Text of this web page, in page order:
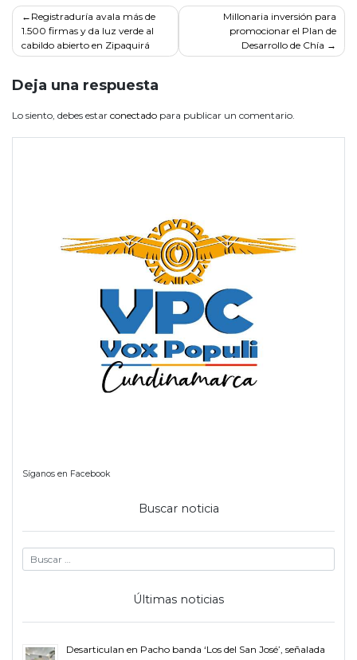
Navegación
de
entradas
Registraduría avala más de
1.500 firmas y da luz verde al
cabildo abierto en Zipaquirá
Millonaria inversión para
promocionar el Plan de
Desarrollo de Chía
Deja una respuesta
Lo siento, debes estar conectado para publicar un comentario.
Síganos en Facebook
Buscar noticia
Últimas noticias
Desarticulan en Pacho banda ‘Los del San José’, señalada